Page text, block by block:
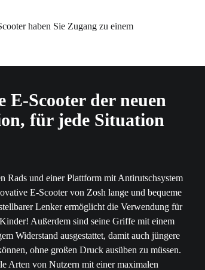
haben Sie Zugang zu einem
E-Scooter der neuen
für jede Situation
Rads und einer Plattform mit Antirutschsystem
E-Scooter von Zosh lange und bequeme
Lenker ermöglicht die Verwendung für
Außerdem sind seine Griffe mit einem
Widerstand ausgestattet, damit auch jüngere
ohne großen Druck ausüben zu müssen.
Arten von Nutzern mit einer maximalen